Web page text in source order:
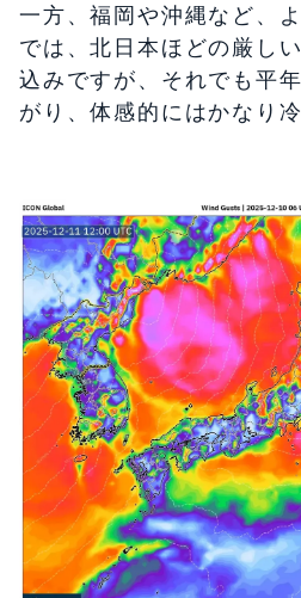
一方、福岡や沖縄など、
では、北日本ほどの厳し
込みですが、それでも平
がり、体感的にはかなり